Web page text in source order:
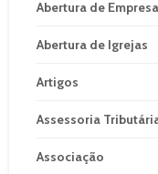
Abertura de
Abertura de Igrejas
Artigos
Assessoria
Associação